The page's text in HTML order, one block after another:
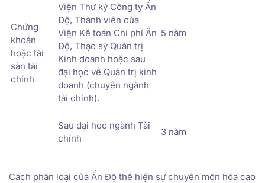
Chứng
khoán
hoặc tài
sản tài
chính
Viện Thư ký Công ty Ấn
Độ, Thành viên của
Viện Kế toán Chi phí Ấn
Độ, Thạc sỹ Quản trị
Kinh doanh hoặc sau
đại học về Quản trị kinh
doanh (chuyên ngành
tài chính).
5 năm
Sau đại học ngành Tài
chính
3 năm
Cách phân loại của Ấn Độ thể hiện sự chuyên môn hóa cao